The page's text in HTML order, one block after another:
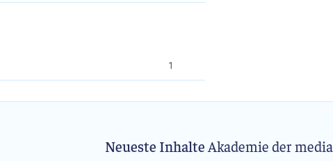
1
Neueste Inhalte Akademie der media